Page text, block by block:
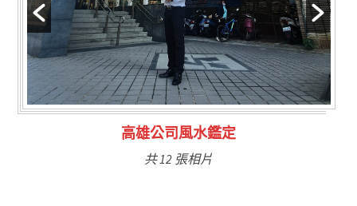
林氏福主量子生基造命
共 6 張相片